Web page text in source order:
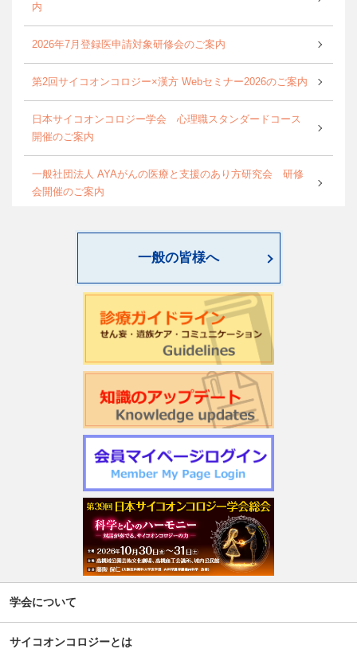
内
2026年7月登録医申請対象研修会のご案内
第2回サイコオンコロジー×漢方 Webセミナー2026のご案内
日本サイコオンコロジー学会 心理職スタンダードコース
開催のご案内
一般社団法人 AYAがんの医療と支援のあり方研究会 研修
会開催のご案内
第4回緩和臨床研究ワークショップのご案内
日本サイコオンコロジー学会「がん領域における認知行動
療法：基本スキル演習」研修会のご案内
2026年度学会開催CSTについて更新しました
第22回日本仏教看護・ビハーラ学会開催のお知らせ
第1回サイコオンコロジー×漢方 Webセミナー2026のご案内
令和7年度 日本がん相談研究会 第2回研修会開催のお知ら
週刊現代(3月2日号)精神腫瘍科特集記事について
「第5回せん妄対応プログラム研修会」開催について
【新旧対照表訂正】「がん等の診療に携わる医師等に対す
一般の皆様へ
学会について
サイコオンコロジーとは